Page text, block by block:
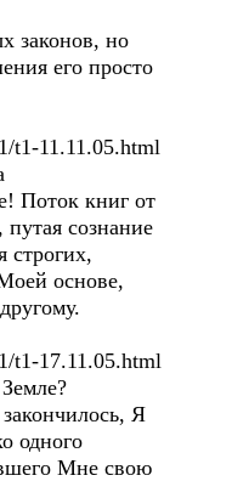
законов, но
его просто
t1-11.11.05.html
Поток книг от
сознание
строгих,
основе,
t1-17.11.05.html
Я
одного
Мне свою